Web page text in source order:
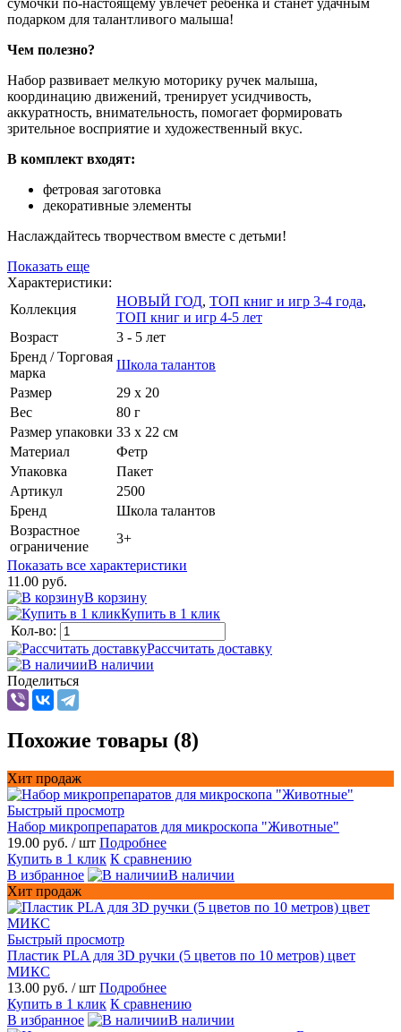
подарком для талантливого малыша!
Чем полезно?
Набор развивает мелкую моторику ручек малыша,
координацию движений, тренирует усидчивость,
аккуратность, внимательность, помогает формировать
зрительное восприятие и художественный вкус.
В комплект входят:
фетровая заготовка
декоративные элементы
Наслаждайтесь творчеством вместе с детьми!
Показать еще
Характеристики:
Коллекция
НОВЫЙ ГОД, ТОП книг и игр 3-4 года,
ТОП книг и игр 4-5 лет
Возраст
3 - 5 лет
Бренд / Торговая
марка
Школа талантов
Размер
29 х 20
Вес
80 г
Размер упаковки 33 х 22 см
Материал
Фетр
Упаковка
Пакет
Артикул
2500
Бренд
Школа талантов
Возрастное
ограничение
3+
Показать все характеристики
11.00 руб.
В корзину
Купить в 1 клик
Кол-во:
Рассчитать доставку
В наличии
Поделиться
Похожие товары (8)
Хит продаж
Быстрый просмотр
Набор микропрепаратов для микроскопа "Животные"
19.00 руб. / шт Подробнее
Купить в 1 клик К сравнению
В избранное
В наличии
Хит продаж
Быстрый просмотр
Пластик PLA для 3D ручки (5 цветов по 10 метров) цвет
МИКС
13.00 руб. / шт Подробнее
Купить в 1 клик К сравнению
В избранное
В наличии